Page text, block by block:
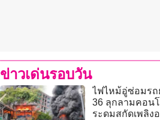
ข่าวเด่นรอบวัน
ไฟไหม้อู่ซ่อมรถ
36 ลุกลามคอนโ
ระดมสกัดเพลิง